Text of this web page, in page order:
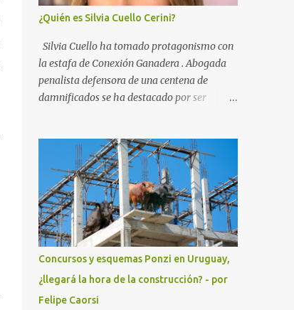
¿Quién es Silvia Cuello Cerini?
Silvia Cuello ha tomado protagonismo con
la estafa de Conexión Ganadera . Abogada
penalista defensora de una centena de
damnificados se ha destacado por ser
pedidos han ayudado a la investigación que
busca recuperar los activos de la empresa
propiedad de Gustavo Basso, Pablo Carrasco
y sus esposas. Nacida en Vergara,
departamento de Treinta y Tres, ha hecho
la carrera de policia y la de Doctora en
Derecho y Ciencias Sociales para
especializarse en Derecho Penal. Ha
defendido y representado clientes de varios
países, especialmente Sudamérica y Europa.
Concursos y esquemas Ponzi en Uruguay,
¿llegará la hora de la construcción? - por
Felipe Caorsi